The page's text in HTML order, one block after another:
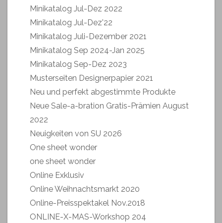
Minikatalog Jul-Dez 2022
Minikatalog Jul-Dez'22
Minikatalog Juli-Dezember 2021
Minikatalog Sep 2024-Jan 2025
Minikatalog Sep-Dez 2023
Musterseiten Designerpapier 2021
Neu und perfekt abgestimmte Produkte
Neue Sale-a-bration Gratis-Prämien August
2022
Neuigkeiten von SU 2026
One sheet wonder
one sheet wonder
Online Exklusiv
Online Weihnachtsmarkt 2020
Online-Preisspektakel Nov.2018
ONLINE-X-MAS-Workshop 204